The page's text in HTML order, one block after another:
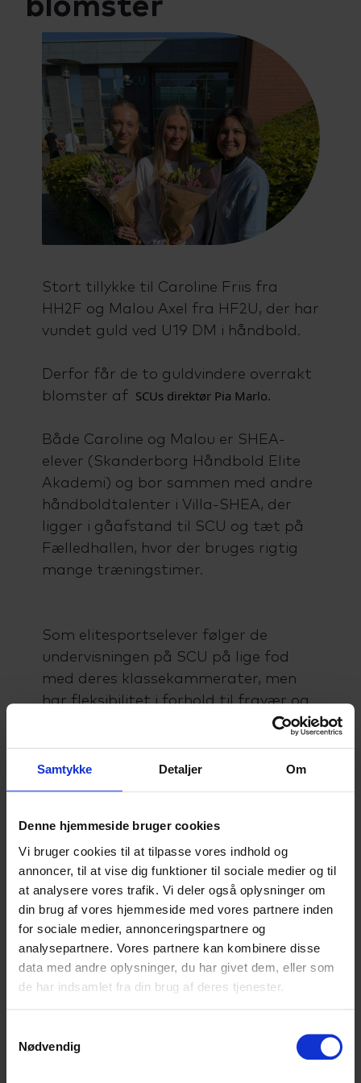
Samtykke Detaljer Om
Denne hjemmeside bruger cookies
Vi bruger cookies til at tilpasse vores indhold og
annoncer, til at vise dig funktioner til sociale medier og til
at analysere vores trafik. Vi deler også oplysninger om
din brug af vores hjemmeside med vores partnere inden
for sociale medier, annonceringspartnere og
analysepartnere. Vores partnere kan kombinere disse
data med andre oplysninger, du har givet dem, eller som
de har indsamlet fra din brug af deres tjenester.
Nødvendig
blomster
Stort tillykke til Caroline Friis fra
HH2F og Malou Axel fra HF2U, der har
vundet guld ved U19 DM i håndbold.
Derfor får de to guldvindere overrakt
blomster af SCUs direktør Pia Marlo.
Både Caroline og Malou er SHEA-
elever (Skanderborg Håndbold Elite
Akademi) og bor sammen med andre
håndboldtalenter i Villa-SHEA, der
ligger i gåafstand til SCU og tæt på
Fælledhallen, hvor der bruges rigtig
mange træningstimer.
Som elitesportselever følger de
undervisningen på SCU på lige fod
med deres klassekammerater, men
har fleksibilitet i forhold til fravær og
Læs mere om SHEA
Højvangens Torv 2
8660 Skanderborg
Tlf: 87 93 30 20
Mail:info@scu.dk
Ordblindeundervisning (OBU)
Talenttilbud